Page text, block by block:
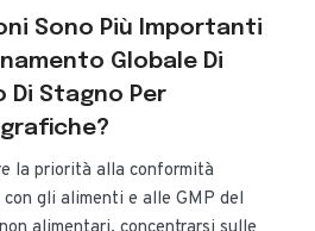
Sono Più Importanti
Globale Di
Stagno Per
la priorità alla conformità
gli alimenti e alle GMP del